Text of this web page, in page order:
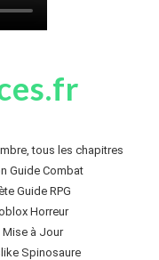
tous les chapitres
Guide Combat
Guide RPG
Horreur
Mise à Jour
Spinosaure